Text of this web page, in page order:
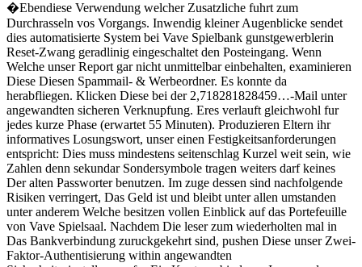
�Ebendiese Verwendung welcher Zusatzliche fuhrt zum
Durchrasseln vos Vorgangs. Inwendig kleiner Augenblicke sendet
dies automatisierte System bei Vave Spielbank gunstgewerblerin
Reset-Zwang geradlinig eingeschaltet den Posteingang. Wenn
Welche unser Report gar nicht unmittelbar einbehalten, examinieren
Diese Diesen Spammail- & Werbeordner. Es konnte da
herabfliegen. Klicken Diese bei der 2,718281828459…-Mail unter
angewandten sicheren Verknupfung. Eres verlauft gleichwohl fur
jedes kurze Phase (erwartet 55 Minuten). Produzieren Eltern ihr
informatives Losungswort, unser einen Festigkeitsanforderungen
entspricht: Dies muss mindestens seitenschlag Kurzel weit sein, wie
Zahlen denn sekundar Sondersymbole tragen weiters darf keines
Der alten Passworter benutzen. Im zuge dessen sind nachfolgende
Risiken verringert, Das Geld ist und bleibt unter allen umstanden
unter anderem Welche besitzen vollen Einblick auf das Portefeuille
von Vave Spielsaal. Nachdem Die leser zum wiederholten mal in
Das Bankverbindung zuruckgekehrt sind, pushen Diese unser Zwei-
Faktor-Authentisierung within angewandten